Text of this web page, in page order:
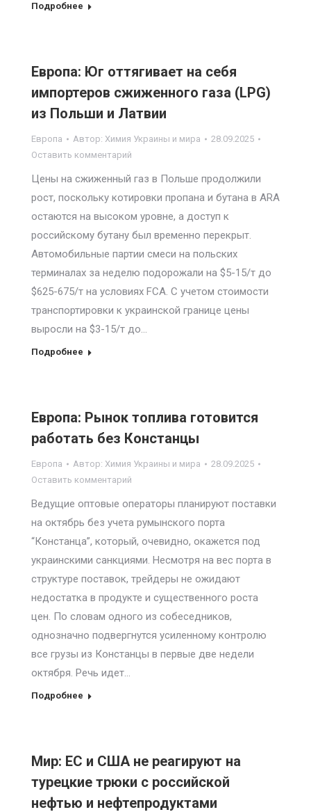
Подробнее
Европа: Юг оттягивает на себя
импортеров сжиженного газа (LPG)
из Польши и Латвии
Европа Автор: Химия Украины и мира
28.09.2025
Оставить комментарий
Цены на сжиженный газ в Польше продолжили
рост, поскольку котировки пропана и бутана в ARA
остаются на высоком уровне, а доступ к
российскому бутану был временно перекрыт.
Автомобильные партии смеси на польских
терминалах за неделю подорожали на $5-15/т до
$625-675/т на условиях FCA. С учетом стоимости
транспортировки к украинской границе цены
выросли на $3-15/т до…
Подробнее
Европа: Рынок топлива готовится
работать без Констанцы
Европа Автор: Химия Украины и мира
28.09.2025
Оставить комментарий
Ведущие оптовые операторы планируют поставки
на октябрь без учета румынского порта
“Констанца”, который, очевидно, окажется под
украинскими санкциями. Несмотря на вес порта в
структуре поставок, трейдеры не ожидают
недостатка в продукте и существенного роста
цен. По словам одного из собеседников,
однозначно подвергнутся усиленному контролю
все грузы из Констанцы в первые две недели
октября. Речь идет…
Подробнее
Мир: ЕС и США не реагируют на
турецкие трюки с российской
нефтью и нефтепродуктами